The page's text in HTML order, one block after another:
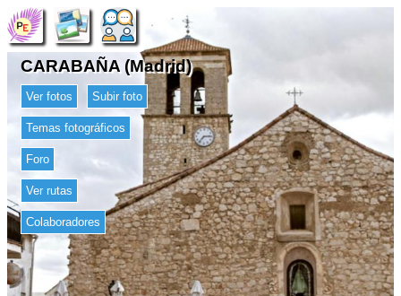
CARABAÑA (Madrid)
Ver fotos Subir foto
Temas fotográficos
Foro
Ver rutas
Colaboradores